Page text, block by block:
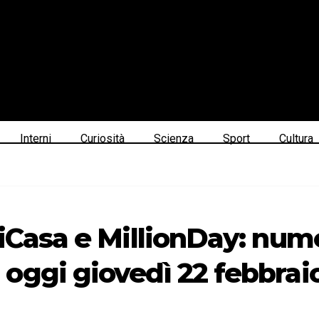
Interni Curiosità Scienza Sport Cultura
e MillionDay:
giovedì 22